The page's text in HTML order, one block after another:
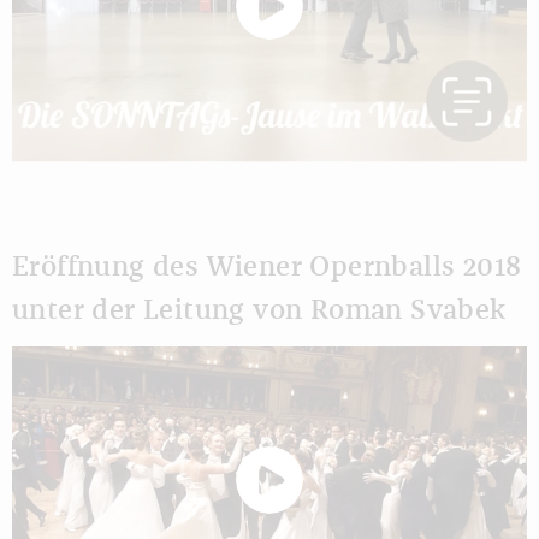
Eröffnung des Wiener Opernballs 2018
unter der Leitung von Roman Svabek